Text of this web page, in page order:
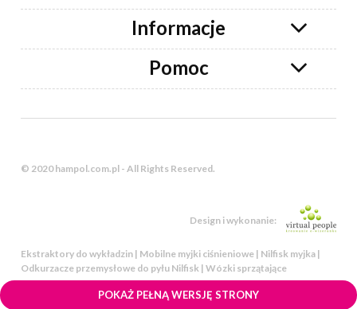
Informacje
Pomoc
© 2020 hampol.com.pl - All Rights Reserved.
Design i wykonanie:
Ekstraktory do wykładzin | Mobilne myjki ciśnieniowe | Nilfisk myjka |
Odkurzacze przemysłowe do pyłu Nilfisk | Wózki sprzątające
POKAŻ PEŁNĄ WERSJĘ STRONY